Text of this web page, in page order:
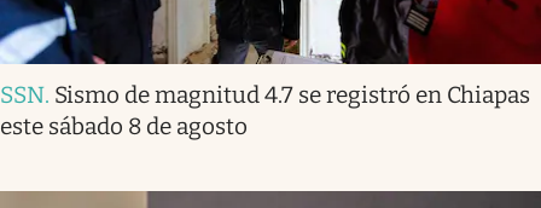
SSN. Sismo de magnitud 4.7 se registró en Chiapas
este sábado 8 de agosto